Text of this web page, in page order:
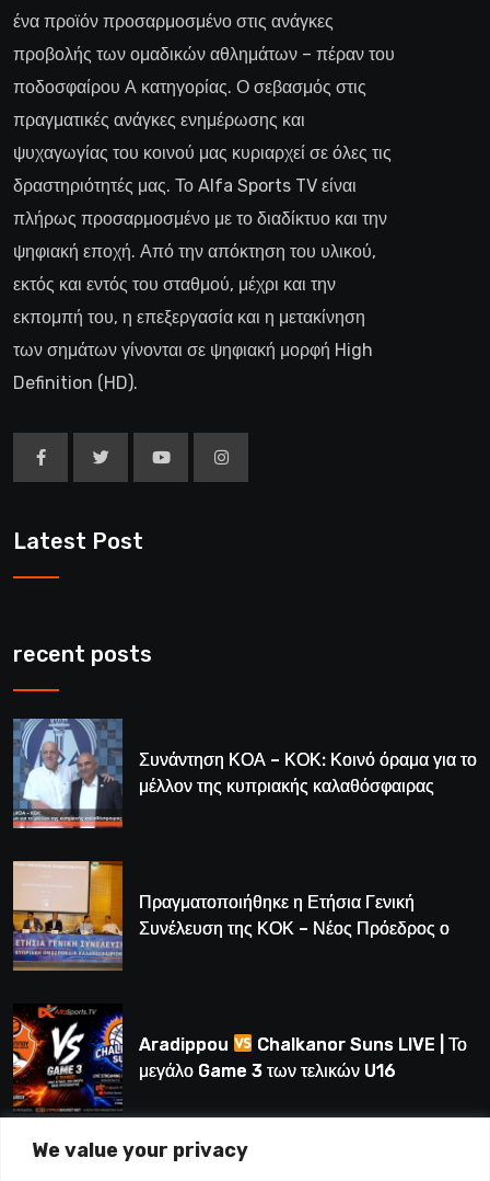
We value your privacy
ένα προϊόν προσαρμοσμένο στις ανάγκες
προβολής των ομαδικών αθλημάτων – πέραν του
ποδοσφαίρου Α κατηγορίας. Ο σεβασμός στις
πραγματικές ανάγκες ενημέρωσης και
ψυχαγωγίας του κοινού μας κυριαρχεί σε όλες τις
δραστηριότητές μας. Το Alfa Sports TV είναι
πλήρως προσαρμοσμένο με το διαδίκτυο και την
ψηφιακή εποχή. Από την απόκτηση του υλικού,
εκτός και εντός του σταθμού, μέχρι και την
εκπομπή του, η επεξεργασία και η μετακίνηση
των σημάτων γίνονται σε ψηφιακή μορφή High
Definition (HD).
Latest Post
recent posts
Συνάντηση ΚΟΑ – ΚΟΚ: Κοινό όραμα για το
μέλλον της κυπριακής καλαθόσφαιρας
Πραγματοποιήθηκε η Ετήσια Γενική
Συνέλευση της ΚΟΚ – Νέος Πρόεδρος ο
Aradippou
Chalkanor Suns LIVE | Το
μεγάλο Game 3 των τελικών U16